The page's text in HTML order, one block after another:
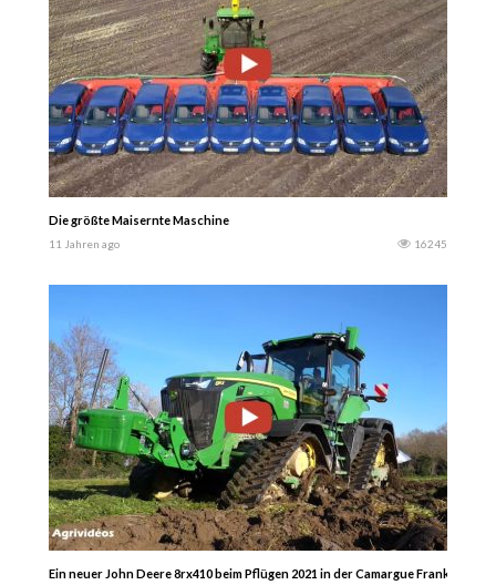
Die größte Maisernte Maschine
11 Jahren ago 16245
Ein neuer John Deere 8rx410 beim Pflügen 2021 in der Camargue Frankreich